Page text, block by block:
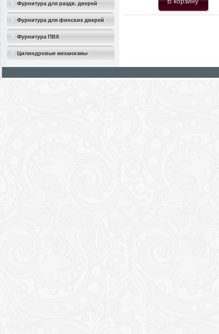
Фурнитура для раздв. дверей
Фурнитура для финских дверей
Фурнитура ПВХ
Цилиндровые механизмы